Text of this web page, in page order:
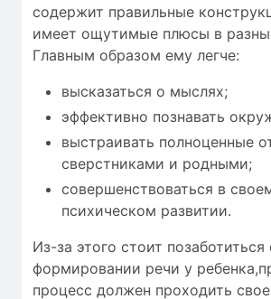
содержит правильные
имеет ощутимые плюсы в
Главным образом ему легче:
высказаться о мыслях;
эффективно познавать
выстраивать полноценные
сверстниками и родными;
совершенствоваться в
психическом развитии.
Из-за этого стоит позаботиться
формировании речи у
процесс должен проходить